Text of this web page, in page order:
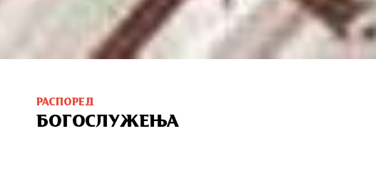
РАСПОРЕД
БОГОСЛУЖЕЊА